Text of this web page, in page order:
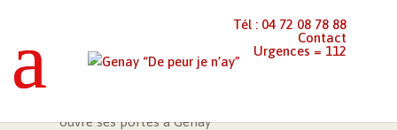
Tél : 04 72 08 78 88
Contact
Urgences = 112
ouvre ses portes à Genay